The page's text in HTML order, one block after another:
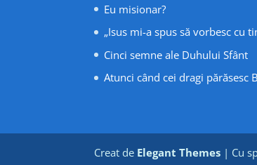
Eu misionar?
„Isus mi-a spus să vorbesc cu
Cinci semne ale Duhului Sfânt
Atunci când cei dragi părăsesc
Creat de Elegant Themes | Cu